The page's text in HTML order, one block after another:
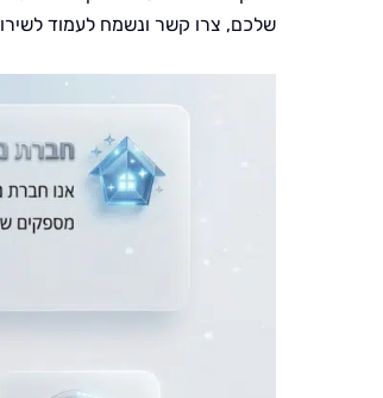
שלכם, צרו קשר ונשמח לעמוד